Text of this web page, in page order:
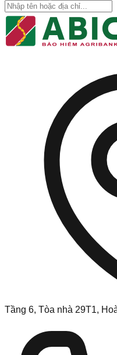
Tầng 6, Tòa nhà 29T1,